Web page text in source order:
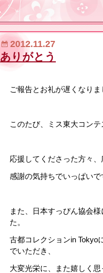
2012.11.27
ありがとう
ご報告とお礼が遅くなり
このたび、ミス東大コン
応援してくださった方々
感謝の気持ちでいっぱいで
また、日本すっぴん協会
た。
古都コレクションin Tokyo
でいただき、
大変光栄に、また嬉しく